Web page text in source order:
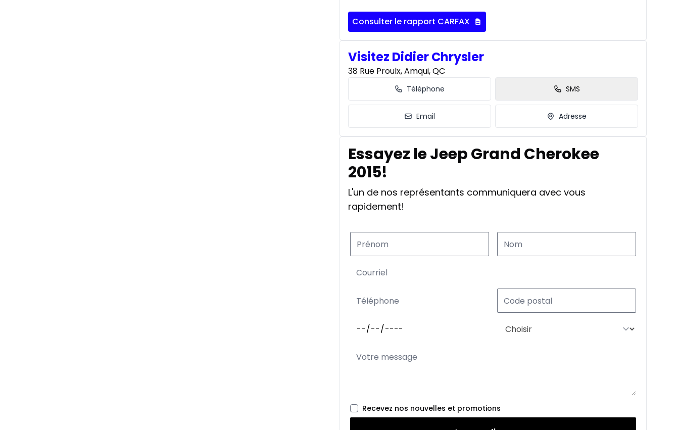
Consulter le rapport CARFAX
Visitez Didier Chrysler
38 Rue Proulx, Amqui, QC
Téléphone SMS
Email Adresse
Essayez le Jeep Grand Cherokee
2015!
L'un de nos représentants communiquera avec vous
rapidement!
Recevez nos nouvelles et promotions